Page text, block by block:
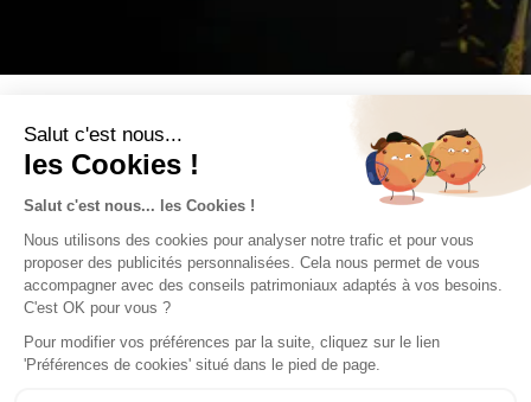
Le conseil de l'expert